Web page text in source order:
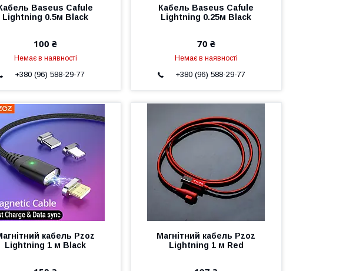
Baseus Cafule
Lightning 0.5м Black
100 ₴
Немає в наявності
+380 (96) 588-29-77
Кабель Baseus Cafule
Lightning 0.25м Black
70 ₴
Немає в наявності
+380 (96) 588-29-77
кабель Pzoz
Lightning 1 м Black
Магнітний кабель Pzoz
Lightning 1 м Red